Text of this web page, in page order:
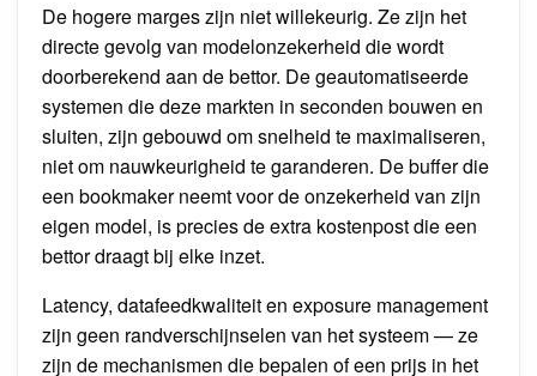
De hogere marges zijn niet willekeurig. Ze zijn het
directe gevolg van modelonzekerheid die wordt
doorberekend aan de bettor. De geautomatiseerde
systemen die deze markten in seconden bouwen en
sluiten, zijn gebouwd om snelheid te maximaliseren,
niet om nauwkeurigheid te garanderen. De buffer die
een bookmaker neemt voor de onzekerheid van zijn
eigen model, is precies de extra kostenpost die een
bettor draagt bij elke inzet.
Latency, datafeedkwaliteit en exposure management
zijn geen randverschijnselen van het systeem — ze
zijn de mechanismen die bepalen of een prijs in het